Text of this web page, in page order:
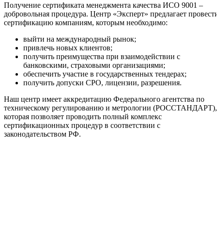
Получение сертификата менеджмента качества ИСО 9001 –
добровольная процедура. Центр «Эксперт» предлагает
сертификацию компаниям, которым необходимо:
выйти на международный рынок;
привлечь новых клиентов;
получить преимущества при взаимодействии с
банковскими, страховыми организациями;
обеспечить участие в государственных тендерах;
получить допуски СРО, лицензии, разрешения.
Наш центр имеет аккредитацию Федерального агентства по
техническому регулированию и метрологии (РОССТАНДАРТ),
которая позволяет проводить полный комплекс
сертификационных процедур в соответствии с
законодательством РФ.